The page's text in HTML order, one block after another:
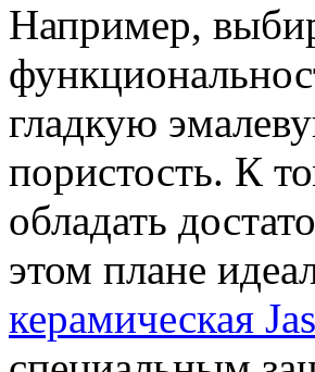
Например,
гладкую
пористость. К
обладать
этом плане
керамическая